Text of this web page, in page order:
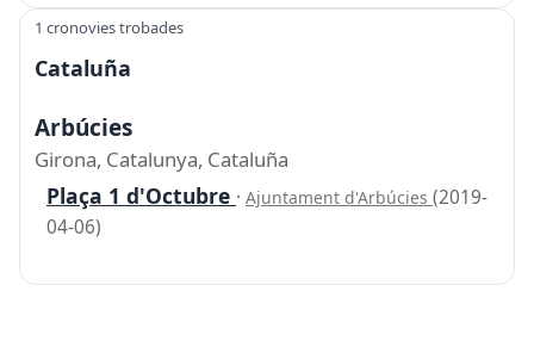
1 cronovies trobades
Cataluña
Arbúcies
Girona, Catalunya, Cataluña
Plaça 1 d'Octubre · Ajuntament d'Arbúcies (2019-
04-06)